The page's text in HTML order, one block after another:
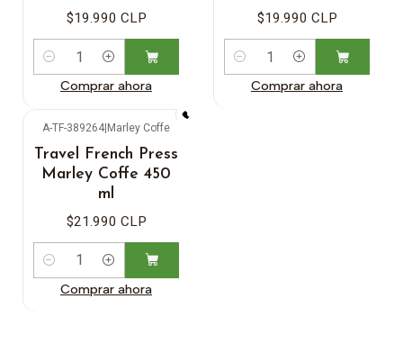
$19.990 CLP
Cantidad
Comprar ahora
$19.990 CLP
Cantidad
Comprar ahora
A-TF-389264 Marley Coffe
Travel French Press
Marley Coffe 450
ml
$21.990 CLP
Cantidad
Comprar ahora